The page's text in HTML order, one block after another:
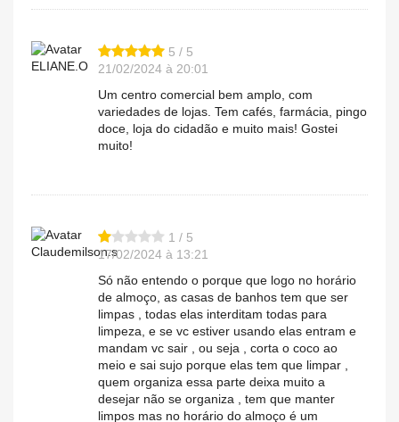
ELIANE.O
5 / 5
21/02/2024 à 20:01
Um centro comercial bem amplo, com
variedades de lojas. Tem cafés, farmácia, pingo
doce, loja do cidadão e muito mais! Gostei
muito!
Claudemilson.s
1 / 5
17/02/2024 à 13:21
Só não entendo o porque que logo no horário
de almoço, as casas de banhos tem que ser
limpas , todas elas interditam todas para
limpeza, e se vc estiver usando elas entram e
mandam vc sair , ou seja , corta o coco ao
meio e sai sujo porque elas tem que limpar ,
quem organiza essa parte deixa muito a
desejar não se organiza , tem que manter
limpos mas no horário do almoço é um